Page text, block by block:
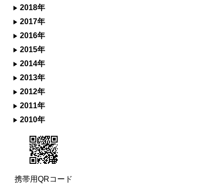
2018年
2017年
2016年
2015年
2014年
2013年
2012年
2011年
2010年
携帯用QRコード